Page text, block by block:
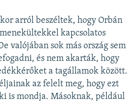
arról beszéltek, hogy Orbán
kapcsolatos
valójában sok más ország sem
és nem akarták, hogy
a tagállamok között.
az felelt meg, hogy ezt
is mondja. Másoknak, például